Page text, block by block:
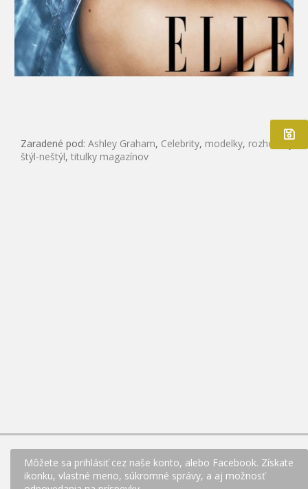
Zaradené pod: Ashley Graham, Celebrity, modelky, rozhovory,
štýl-neštýl, titulky magazínov
Môžete sa prihlásiť cez naše konto, alebo Facebook. Získate
ikonku, vlastné meno, súkromné správy, a aj možnosť